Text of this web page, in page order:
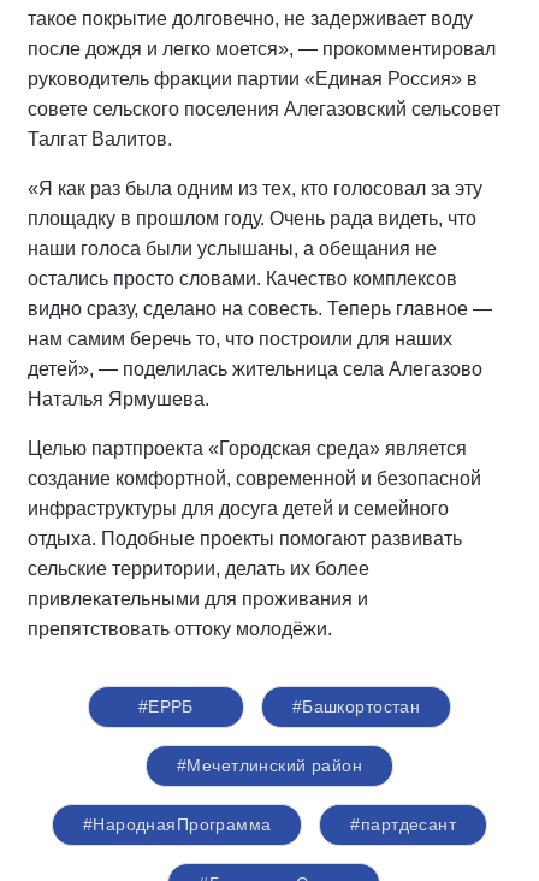
такое покрытие долговечно, не задерживает воду
после дождя и легко моется», — прокомментировал
руководитель фракции партии «Единая Россия» в
совете сельского поселения Алегазовский сельсовет
Талгат Валитов.
«Я как раз была одним из тех, кто голосовал за эту
площадку в прошлом году. Очень рада видеть, что
наши голоса были услышаны, а обещания не
остались просто словами. Качество комплексов
видно сразу, сделано на совесть. Теперь главное —
нам самим беречь то, что построили для наших
детей», — поделилась жительница села Алегазово
Наталья Ярмушева.
Целью партпроекта «Городская среда» является
создание комфортной, современной и безопасной
инфраструктуры для досуга детей и семейного
отдыха. Подобные проекты помогают развивать
сельские территории, делать их более
привлекательными для проживания и
препятствовать оттоку молодёжи.
#ЕРРБ #Башкортостан
#Мечетлинский район
#НароднаяПрограмма #партдесант